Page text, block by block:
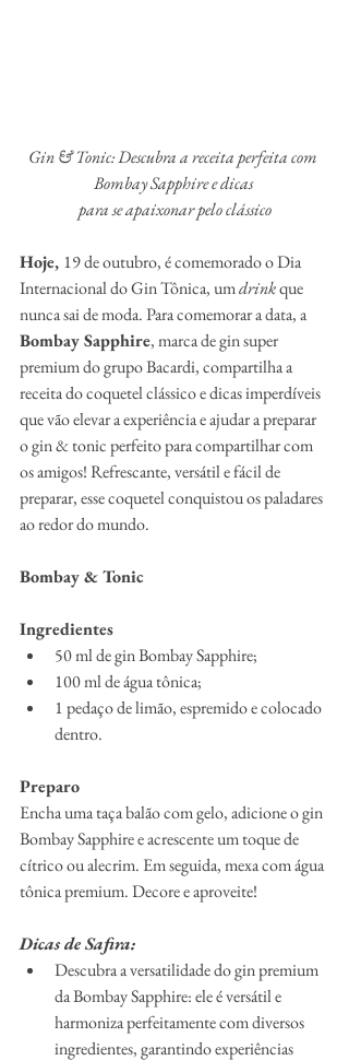
Gin & Tonic: Descubra a receita perfeita com
Bombay Sapphire e dicas
para se apaixonar pelo clássico
Hoje, 19 de outubro, é comemorado o Dia
Internacional do Gin Tônica, um drink que
nunca sai de moda. Para comemorar a data, a
Bombay Sapphire, marca de gin super
premium do grupo Bacardi, compartilha a
receita do coquetel clássico e dicas imperdíveis
que vão elevar a experiência e ajudar a preparar
o gin & tonic perfeito para compartilhar com
os amigos! Refrescante, versátil e fácil de
preparar, esse coquetel conquistou os paladares
ao redor do mundo.
Bombay & Tonic
Ingredientes
50 ml de gin Bombay Sapphire;
100 ml de água tônica;
1 pedaço de limão, espremido e colocado
dentro.
Preparo
Encha uma taça balão com gelo, adicione o gin
Bombay Sapphire e acrescente um toque de
cítrico ou alecrim. Em seguida, mexa com água
tônica premium. Decore e aproveite!
Dicas de Safira:
Descubra a versatilidade do gin premium
da Bombay Sapphire: ele é versátil e
harmoniza perfeitamente com diversos
ingredientes, garantindo experiências